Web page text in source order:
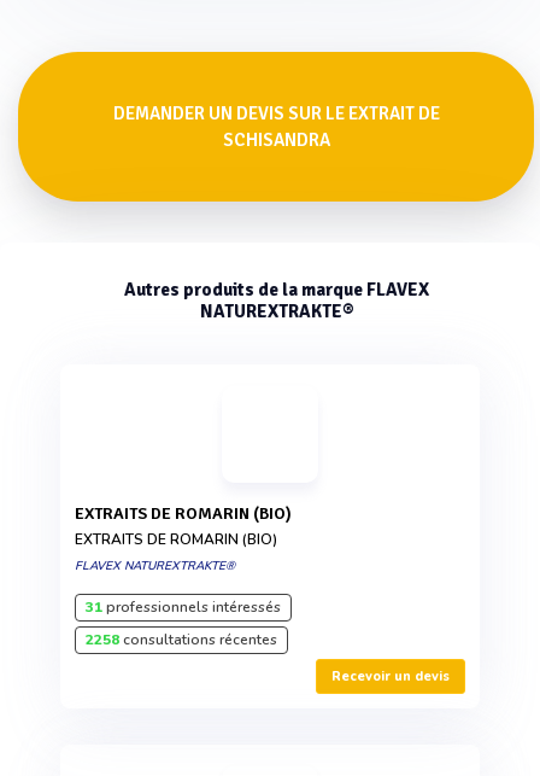
DEMANDER UN DEVIS SUR LE EXTRAIT DE
SCHISANDRA
Autres produits de la marque FLAVEX
NATUREXTRAKTE®
EXTRAITS DE ROMARIN (BIO)
EXTRAITS DE ROMARIN (BIO)
FLAVEX NATUREXTRAKTE®
31professionnels intéressés
2258consultations récentes
Recevoir un devis